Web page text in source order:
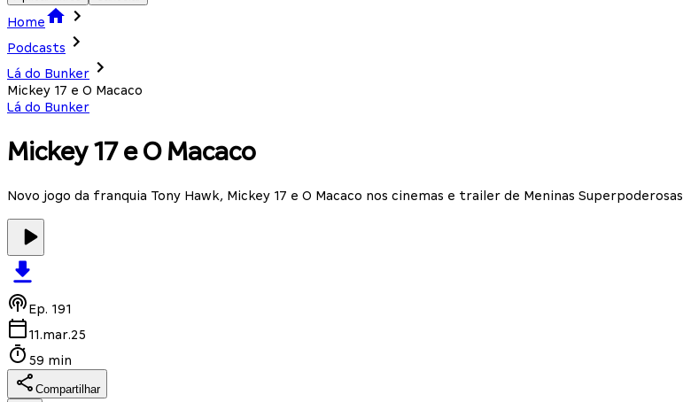
Home
Podcasts
Lá do Bunker
Mickey 17 e O Macaco
Lá do Bunker
Mickey 17 e O Macaco
Novo jogo da franquia Tony Hawk, Mickey 17 e O Macaco nos cinemas e trailer de Meninas Superpoderosas
Ep. 191
11.mar.25
59 min
Compartilhar